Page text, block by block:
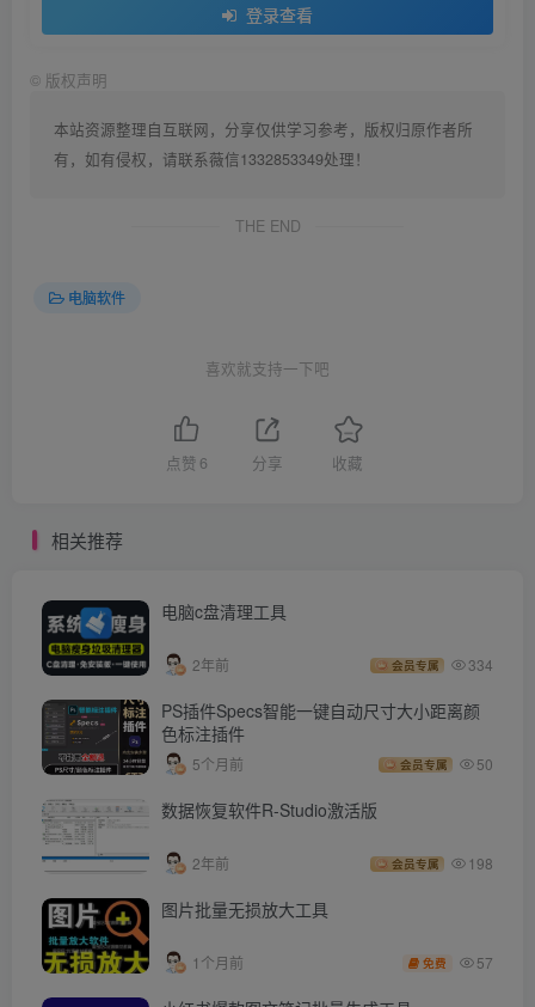
登录查看
© 版权声明
本站资源整理自互联网，分享仅供学习参考，版权归原作者所
有，如有侵权，请联系薇信1332853349处理！
THE END
电脑软件
喜欢就支持一下吧
点赞 6 分享 收藏
相关推荐
电脑c盘清理工具
2年前 会员专属 334
PS插件Specs智能一键自动尺寸大小距离颜
色标注插件
5个月前 会员专属 50
数据恢复软件R-Studio激活版
2年前 会员专属 198
图片批量无损放大工具
1个月前 免费 57